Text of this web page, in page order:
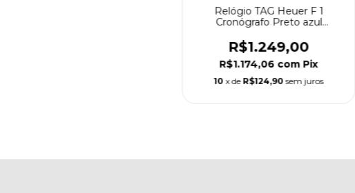
Relógio TAG Heuer F 1
Cronógrafo Preto azul
R$1.249,00
R$1.174,06 com Pix
10 x de R$124,90 sem juros